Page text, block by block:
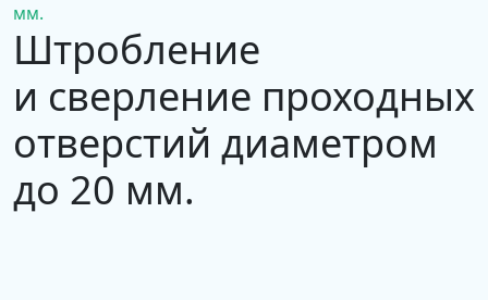
мм.
Штробление
и сверление проходных
отверстий диаметром
до 20 мм.